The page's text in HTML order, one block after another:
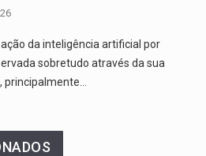
da inteligência artificial por
sobretudo através da sua